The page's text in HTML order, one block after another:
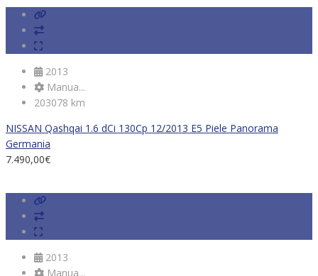
2013
Manua...
203078 km
NISSAN Qashqai 1.6 dCi 130Cp 12/2013 E5 Piele Panorama
Germania
7.490,00€
2013
Manua...